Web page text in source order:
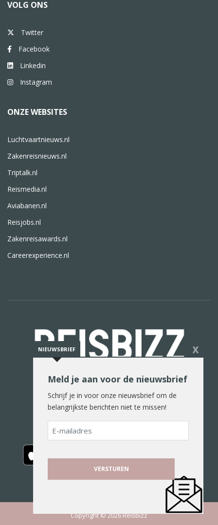
VOLG ONS
Twitter
Facebook
Linkedin
Instagram
ONZE WEBSITES
Luchtvaartnieuws.nl
Zakenreisnieuws.nl
Triptalk.nl
Reismedia.nl
Aviabanen.nl
Reisjobs.nl
Zakenreisawards.nl
Careerexperience.nl
De reiswereld in woord en beeld
Copyright © 2026 Reisbizz
NIEUWSBRIEF X
Meld je aan voor de nieuwsbrief
Schrijf je in voor onze nieuwsbrief om de
belangrijkste berichten niet te missen!
E-
mailadres